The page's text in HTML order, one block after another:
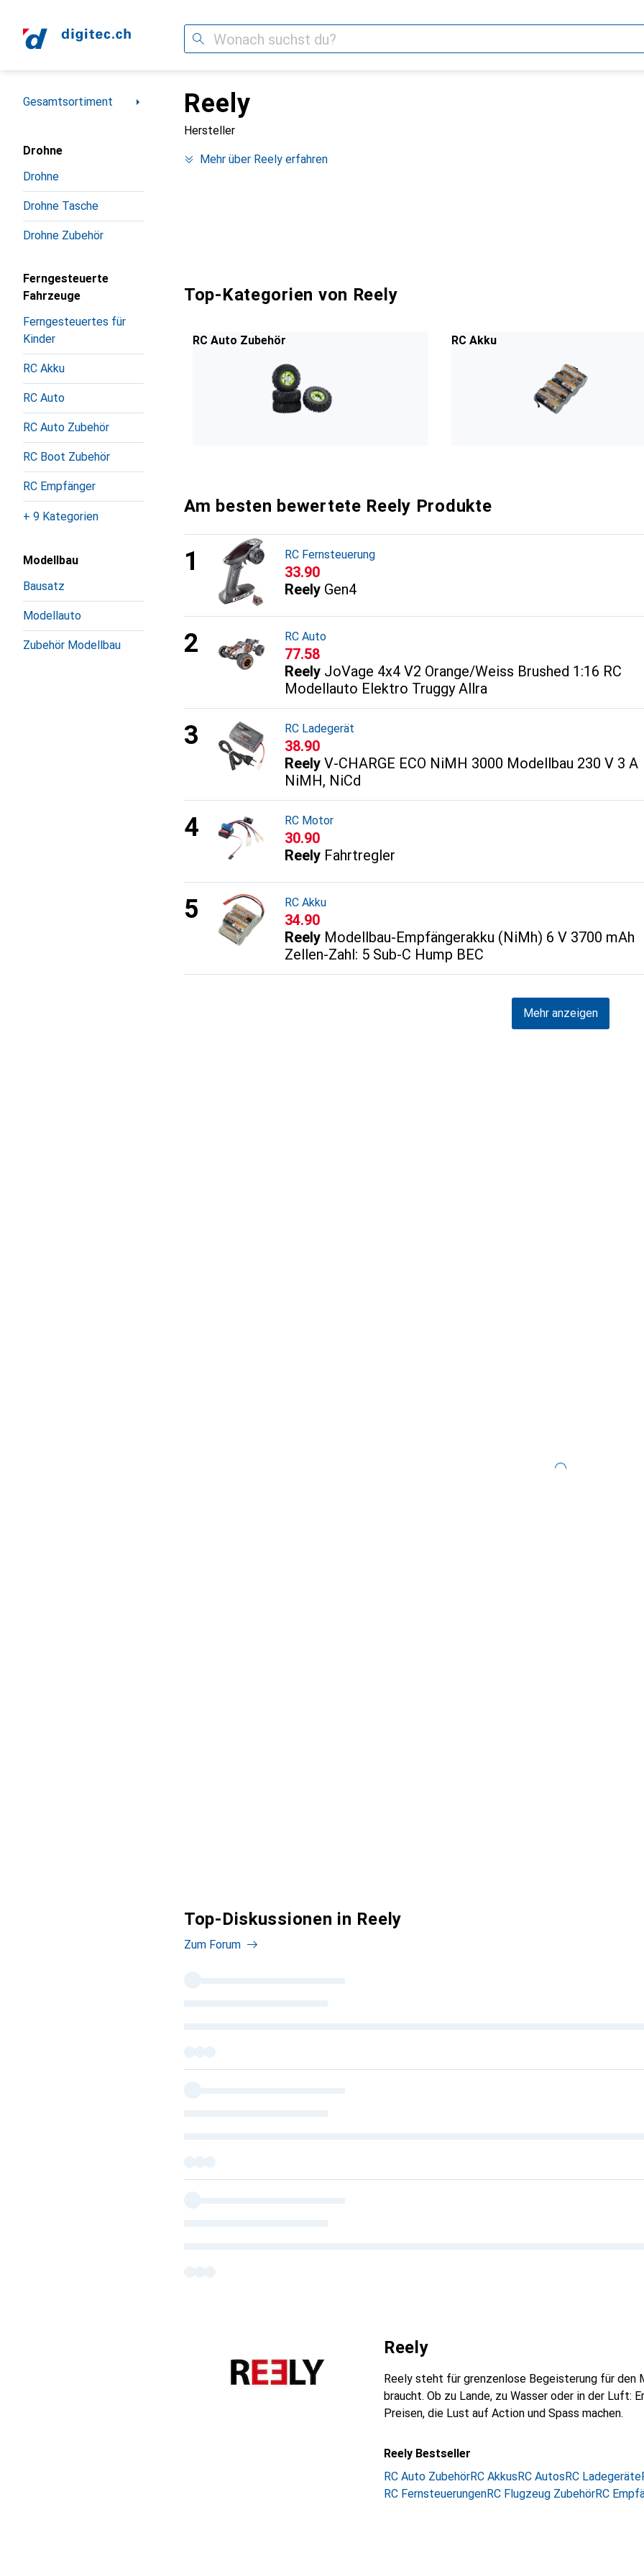
Suche
Navigation nach Kategorien
Gesamtsortiment
Drohne
Drohne
Drohne Tasche
Drohne Zubehör
Ferngesteuerte
Fahrzeuge
Ferngesteuertes für
Kinder
RC Akku
RC Auto
RC Auto Zubehör
RC Boot Zubehör
RC Empfänger
+ 9 Kategorien
Modellbau
Bausatz
Modellauto
Zubehör Modellbau
Reely
Hersteller
Mehr über Reely erfahren
Top-Kategorien von Reely
RC Auto Zubehör RC Akku
Am besten bewertete Reely Produkte
RC Fernsteuerung
CHF
33.90
Reely Gen4
RC Auto
CHF
77.58
Reely JoVage 4x4 V2 Orange/Weiss Brushed 1:16 RC
Modellauto Elektro Truggy Allra
RC Ladegerät
CHF
38.90
Reely V-CHARGE ECO NiMH 3000 Modellbau 230 V 3 A
NiMH, NiCd
RC Motor
CHF
30.90
Reely Fahrtregler
RC Akku
CHF
34.90
Reely Modellbau-Empfängerakku (NiMh) 6 V 3700 mAh
Zellen-Zahl: 5 Sub-C Hump BEC
Mehr anzeigen
Top-Diskussionen in Reely
Zum Forum
Reely
Reely steht für grenzenlose Begeisterung für den
braucht. Ob zu Lande, zu Wasser oder in der Luft:
Preisen, die Lust auf Action und Spass machen.
Reely Bestseller
RC Auto ZubehörRC AkkusRC AutosRC Ladegeräte
RC FernsteuerungenRC Flugzeug ZubehörRC